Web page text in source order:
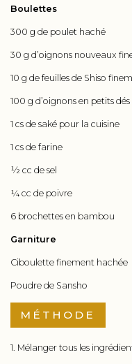
Boulettes
300 g de poulet haché
30 g d’oignons nouveaux
10 g de feuilles de Shiso
100 g d’oignons en petits dés
1 cs de saké pour la cuisine
1 cs de farine
½ cc de sel
¼ cc de poivre
6 brochettes en bambou
Garniture
Ciboulette finement hachée
Poudre de Sansho
MÉTHODE
1. Mélanger tous les